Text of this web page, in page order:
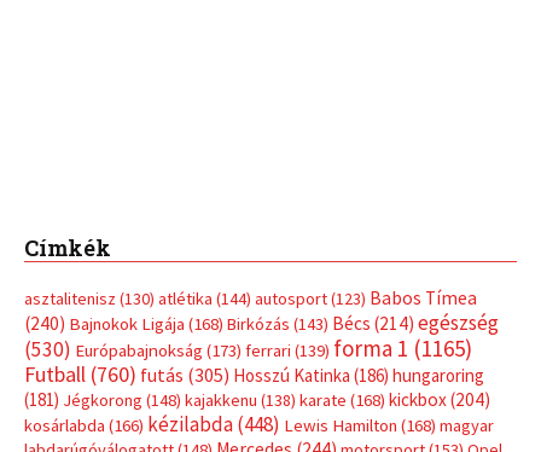
Címkék
asztalitenisz (130) atlétika (144) autosport(123) Babos Tímea
(240) Bajnokok Ligája (168) Birkózás (143) Bécs (214) egészség
(530) Európabajnokság (173) ferrari (139) forma 1 (1165)
Futball (760) futás (305) Hosszú Katinka (186) hungaroring
(181) Jégkorong (148) kajakkenu (138) karate (168) kickbox(204)
kosárlabda (166) kézilabda(448) Lewis Hamilton (168) magyar